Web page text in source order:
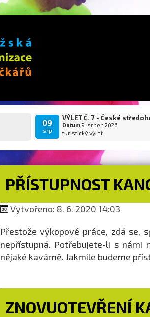
09
srp
VÝLET Č. 7 - České
Datum 9. srpen 2026
turistický výlet
PŘÍSTUPNOST
Vytvořeno: 8. 6. 2020 14:03
Přestože výkopové práce, zdá se,
nepřístupná. Potřebujete-li s námi
nějaké kavárně. Jakmile budeme
ZNOVUOTEVŘENÍ